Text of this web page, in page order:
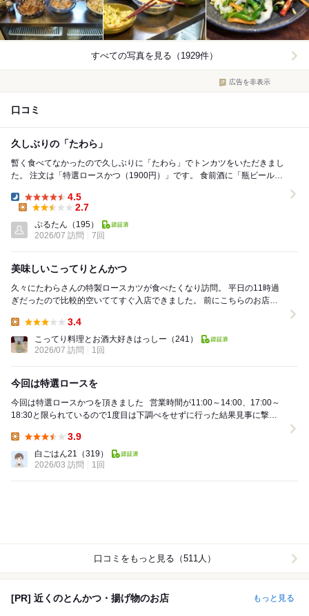
すべての写真を見る（1929件）
広告を非表示
口コミ
久しぶりの「たわら」
暫く食べてなかったので久しぶりに「たわら」でトンカツをいただきまし
た。 注文は「特選ロースかつ（1900円）」です。 食前酒に「瓶ビール
Dinner:
4.5
2.7
ぷるたん （195）
2026/07 訪問
7回
美味しいこってりとんかつ
久々にたわらさんの特製ロースカツが食べたくなり訪問。 平日の11時過
ぎだったので比較的空いててすぐ入店できました。 前にこちらのお店で
3.4
こってり料理とお酒大好きはっしー （241）
2026/07 訪問
1回
今回は特選ロースを
今回は特選ロースかつを頂きました ⁡ ⁡ 営業時間が11:00～14:00、17:00～
18:30と限られているので1度目は下調べをせずに行った結果見事に撃沈2
3.9
白ごはん21 （319）
2026/03 訪問
1回
口コミをもっと見る（511人）
[PR] 近くのとんかつ・揚げ物のお店 もっと見る